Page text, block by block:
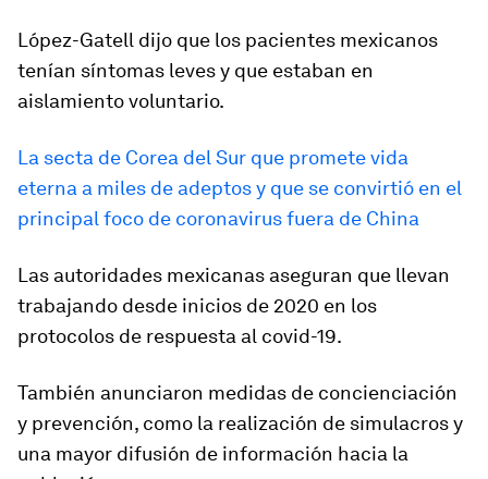
López-Gatell dijo que los pacientes mexicanos
tenían síntomas leves y que estaban en
aislamiento voluntario.
La secta de Corea del Sur que promete vida
eterna a miles de adeptos y que se convirtió en el
principal foco de coronavirus fuera de China
Las autoridades mexicanas aseguran que llevan
trabajando desde inicios de 2020 en los
protocolos de respuesta al covid-19.
También anunciaron medidas de concienciación
y prevención, como la realización de simulacros y
una mayor difusión de información hacia la